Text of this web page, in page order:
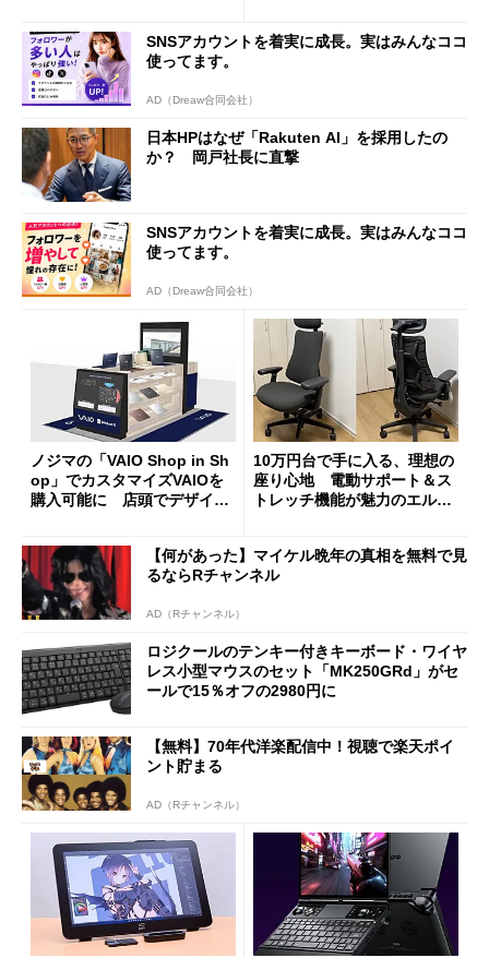
SNSアカウントを着実に成長。実はみんなココ
使ってます。
AD（Dreaw合同会社）
日本HPはなぜ「Rakuten AI」を採用したの
か？ 岡戸社長に直撃
SNSアカウントを着実に成長。実はみんなココ
使ってます。
AD（Dreaw合同会社）
ノジマの「VAIO Shop in Sh
op」でカスタマイズVAIOを
購入可能に 店頭でデザイン
10万円台で手に入る、理想の
座り心地 電動サポート＆ス
トレッチ機能が魅力のエルゴ
【何があった】マイケル晩年の真相を無料で見
るならRチャンネル
AD（Rチャンネル）
ロジクールのテンキー付きキーボード・ワイヤ
レス小型マウスのセット「MK250GRd」がセ
ールで15％オフの2980円に
【無料】70年代洋楽配信中！視聴で楽天ポイ
ント貯まる
AD（Rチャンネル）